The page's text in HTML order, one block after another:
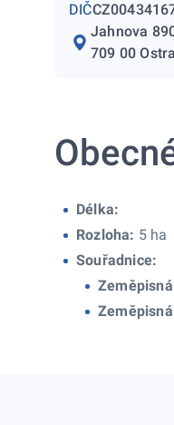
DIČ
Jahnova
709 00
Délka:
Rozloha: 5 ha
Souřadnice: